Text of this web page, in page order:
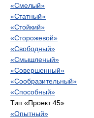
«Смелый»
«Статный»
«Стойкий»
«Сторожевой»
«Свободный»
«Смышленый»
«Совершенный»
«Сообразительный»
«Способный»
Тип «Проект 45»
«Опытный»